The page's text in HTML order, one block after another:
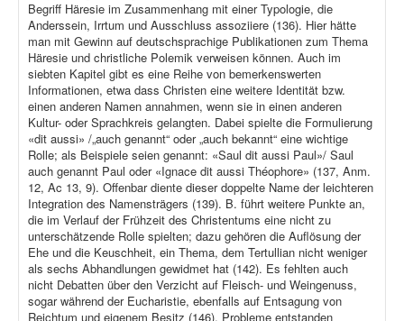
Begriff Häresie im Zusammenhang mit einer Typologie, die
Anderssein, Irrtum und Ausschluss assoziiere (136). Hier hätte
man mit Gewinn auf deutschsprachige Publikationen zum Thema
Häresie und christliche Polemik verweisen können. Auch im
siebten Kapitel gibt es eine Reihe von bemerkenswerten
Informationen, etwa dass Christen eine weitere Identität bzw.
einen anderen Namen annahmen, wenn sie in einen anderen
Kultur- oder Sprachkreis gelangten. Dabei spielte die Formulierung
«dit aussi» /„auch genannt“ oder „auch bekannt“ eine wichtige
Rolle; als Beispiele seien genannt: «Saul dit aussi Paul»/ Saul
auch genannt Paul oder «Ignace dit aussi Théophore» (137, Anm.
12, Ac 13, 9). Offenbar diente dieser doppelte Name der leichteren
Integration des Namensträgers (139). B. führt weitere Punkte an,
die im Verlauf der Frühzeit des Christentums eine nicht zu
unterschätzende Rolle spielten; dazu gehören die Auflösung der
Ehe und die Keuschheit, ein Thema, dem Tertullian nicht weniger
als sechs Abhandlungen gewidmet hat (142). Es fehlten auch
nicht Debatten über den Verzicht auf Fleisch- und Weingenuss,
sogar während der Eucharistie, ebenfalls auf Entsagung von
Reichtum und eigenem Besitz (146). Probleme entstanden